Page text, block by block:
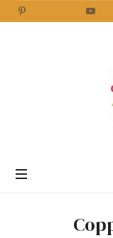
www.guidedesaliments.com